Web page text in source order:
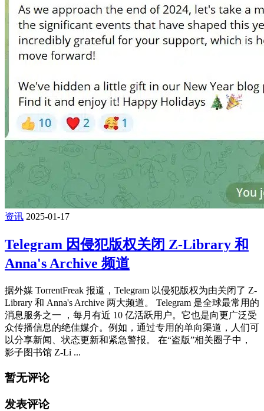
资讯 2025-01-17
Telegram 因侵犯版权关闭 Z-Library 和
Anna's Archive 频道
据外媒 TorrentFreak 报道，Telegram 以侵犯版权为由关闭了 Z-
Library 和 Anna's Archive 两大频道。 Telegram 是全球最常用的
消息服务之一 ，每月有近 10 亿活跃用户。它也是向更广泛受
众传播信息的绝佳媒介。例如，通过专用的单向渠道，人们可
以分享新闻、状态更新和紧急警报。 在“盗版”相关圈子中，
影子图书馆 Z-Li ...
暂无评论
发表评论